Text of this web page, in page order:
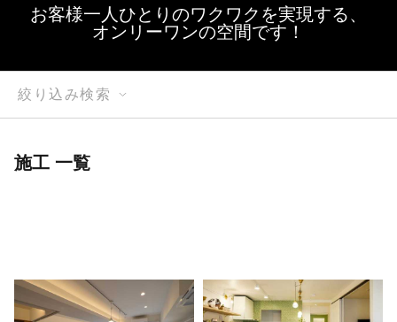
お客様一人ひとりのワクワクを実現する、
オンリーワンの空間です！
絞り込み検索
施工 一覧